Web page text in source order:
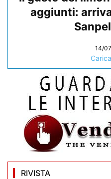
aggiunti:
14/
RIVISTA